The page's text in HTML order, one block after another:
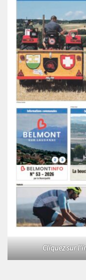
Cliquez sur